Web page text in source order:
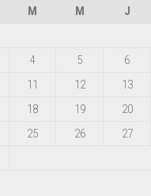
M M J
4 5 6
11 12 13
18 19 20
25 26 27